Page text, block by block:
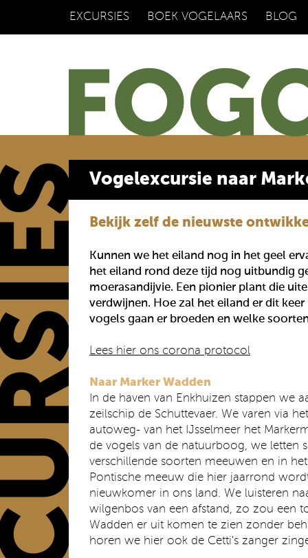
EXCURSIES BOEK VOGELAARS BLOG
Vogelexcursie naar
Bekijk zelf de nieuwste
Kunnen we het eiland nog in het geel
het eiland rond deze tijd nog uitbundig
moerasandijvie. Een pionier plant die
verdwijnen. Hoe zal het eiland er dit keer
vogels gaan er broeden en welke
Lees hier ons corona protocol
Naar Marker Wadden
In de haven van Enkhuizen stappen we
zeilschip de Schuttevaer. We varen via
autoweg- van het IJsselmeer het
de vogels van de natuurboog, we letten
verschillende soorten meeuwen en in
Pontische meeuw die hier jaarrond
nieuwkomer in ons land. We luisteren
wilgenbos van een afstand, zo zou een
Wadden er uit komen te zien zonder
horen we hier ook de Cetti's zanger